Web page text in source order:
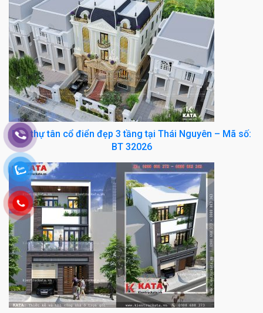
Biệt thự tân cổ điển đẹp 3 tầng tại Thái Nguyên – Mã số:
BT 32026